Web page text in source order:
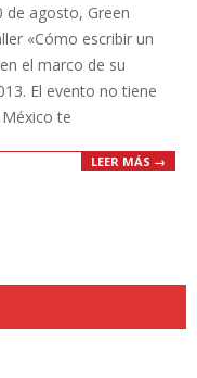
de agosto, Green
«Cómo escribir un
el marco de su
El evento no tiene
te
LEER MÁS →